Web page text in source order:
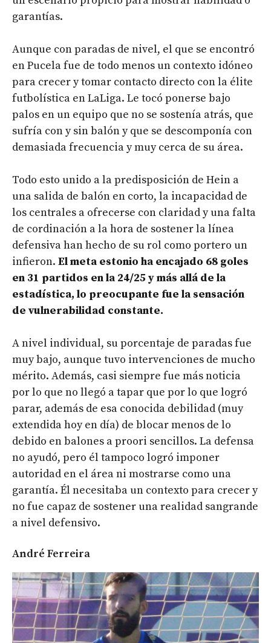
garantías.
Aunque con paradas de nivel, el que se encontró
en Pucela fue de todo menos un contexto idóneo
para crecer y tomar contacto directo con la élite
futbolística en LaLiga. Le tocó ponerse bajo
palos en un equipo que no se sostenía atrás, que
sufría con y sin balón y que se descomponía con
demasiada frecuencia y muy cerca de su área.
Todo esto unido a la predisposición de Hein a
una salida de balón en corto, la incapacidad de
los centrales a ofrecerse con claridad y una falta
de cordinación a la hora de sostener la línea
defensiva han hecho de su rol como portero un
infieron. El meta estonio ha encajado 68 goles
en 31 partidos en la 24/25 y más allá de la
estadística, lo preocupante fue la sensación
de vulnerabilidad constante.
A nivel individual, su porcentaje de paradas fue
muy bajo, aunque tuvo intervenciones de mucho
mérito. Además, casi siempre fue más noticia
por lo que no llegó a tapar que por lo que logró
parar, además de esa conocida debilidad (muy
extendida hoy en día) de blocar menos de lo
debido en balones a proori sencillos. La defensa
no ayudó, pero él tampoco logró imponer
autoridad en el área ni mostrarse como una
garantía. Él necesitaba un contexto para crecer y
no fue capaz de sostener una realidad sangrande
a nivel defensivo.
André Ferreira